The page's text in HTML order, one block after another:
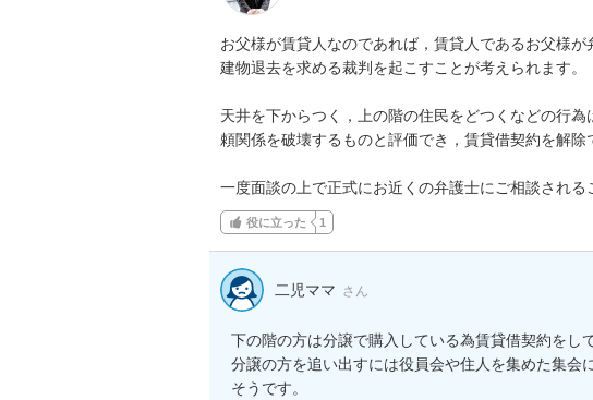
お父様が賃貸人なのであれば，賃貸人であるお父様
建物退去を求める裁判を起こすことが考えられます。
天井を下からつく，上の階の住民をどつくなどの行
頼関係を破壊するものと評価でき，賃貸借契約を解除
一度面談の上で正式にお近くの弁護士にご相談される
役に立った 1
二児ママ さん
下の階の方は分譲で購入している為賃貸借契約をし
分譲の方を追い出すには役員会や住人を集めた集会
そうです。